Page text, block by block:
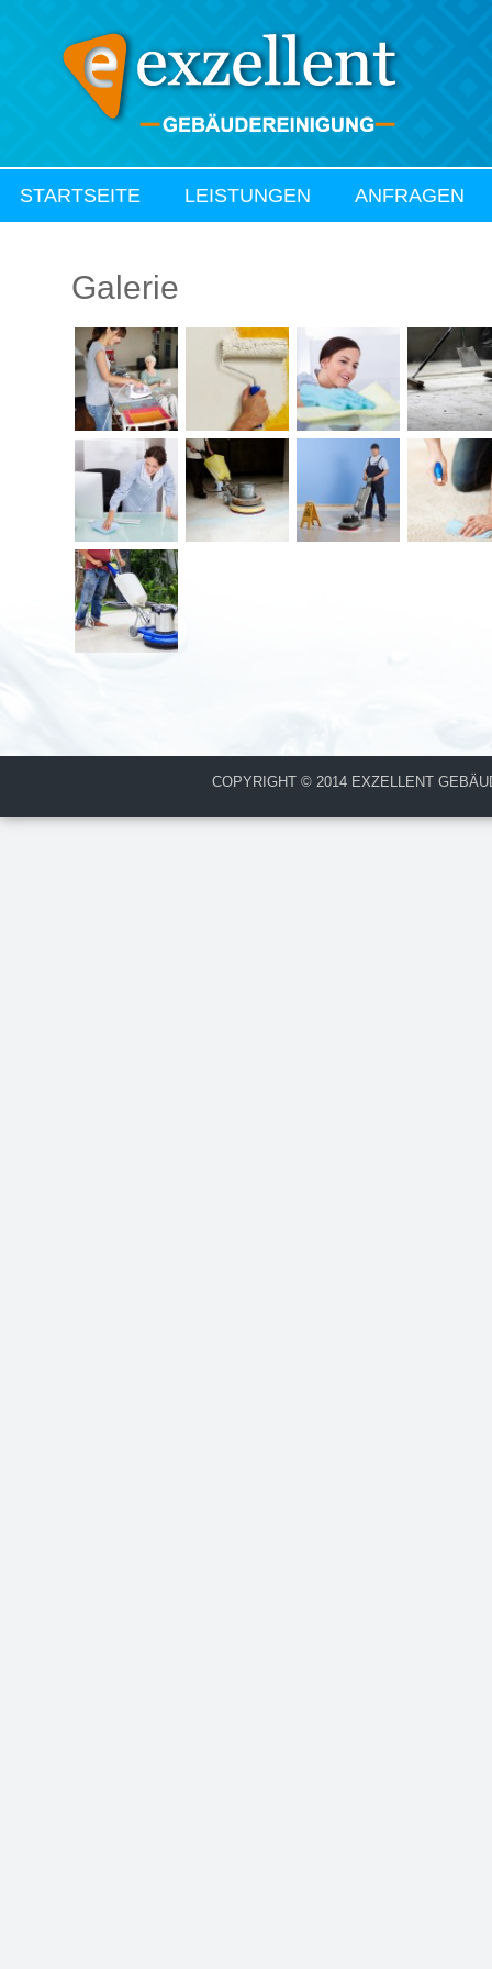
STARTSEITE LEISTUNGEN ANFRAGEN
Galerie
COPYRIGHT © 2014 EXZELLENT